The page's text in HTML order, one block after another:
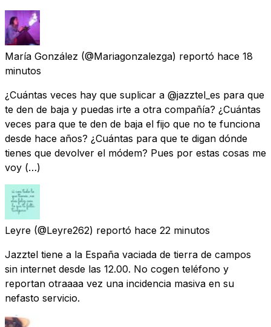
María González (@Mariagonzalezga) reportó hace 18
minutos
¿Cuántas veces hay que suplicar a @jazztel_es para que
te den de baja y puedas irte a otra compañía? ¿Cuántas
veces para que te den de baja el fijo que no te funciona
desde hace años? ¿Cuántas para que te digan dónde
tienes que devolver el módem? Pues por estas cosas me
voy (…)
Leyre (@Leyre262) reportó hace 22 minutos
Jazztel tiene a la España vaciada de tierra de campos
sin internet desde las 12.00. No cogen teléfono y
reportan otraaaa vez una incidencia masiva en su
nefasto servicio.